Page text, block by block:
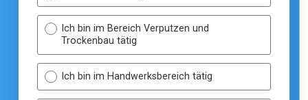
Ich bin im Bereich Verputzen und
Trockenbau tätig
Ich bin im Handwerksbereich tätig